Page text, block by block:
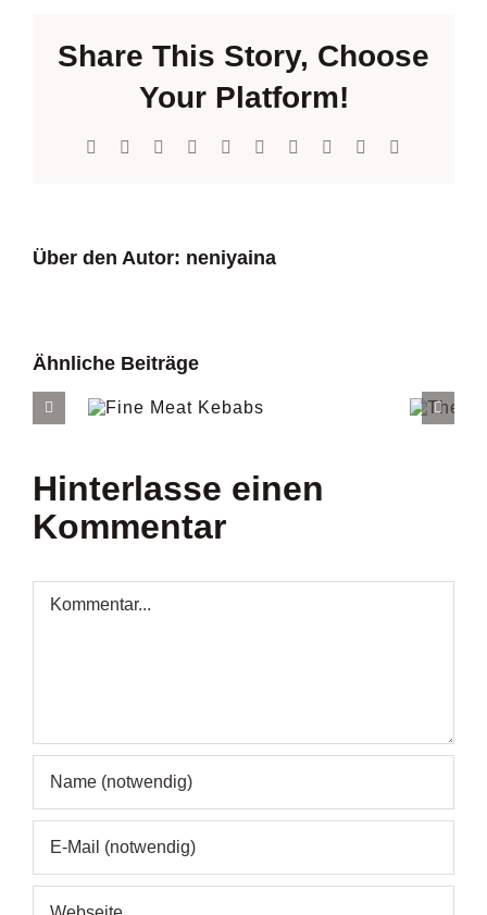
Share This Story, Choose
Your Platform!
Facebook RedditLinkedInWhatsApp
TumblrPinterest Xing
Über den Autor: neniyaina
Ähnliche Beiträge
Hinterlasse einen
Kommentar
Kommentar